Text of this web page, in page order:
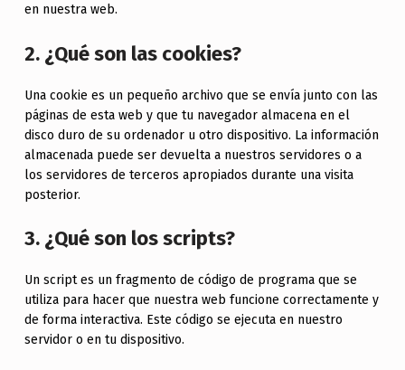
en nuestra web.
2. ¿Qué son las cookies?
Una cookie es un pequeño archivo que se envía junto con las
páginas de esta web y que tu navegador almacena en el
disco duro de su ordenador u otro dispositivo. La información
almacenada puede ser devuelta a nuestros servidores o a
los servidores de terceros apropiados durante una visita
posterior.
3. ¿Qué son los scripts?
Un script es un fragmento de código de programa que se
utiliza para hacer que nuestra web funcione correctamente y
de forma interactiva. Este código se ejecuta en nuestro
servidor o en tu dispositivo.